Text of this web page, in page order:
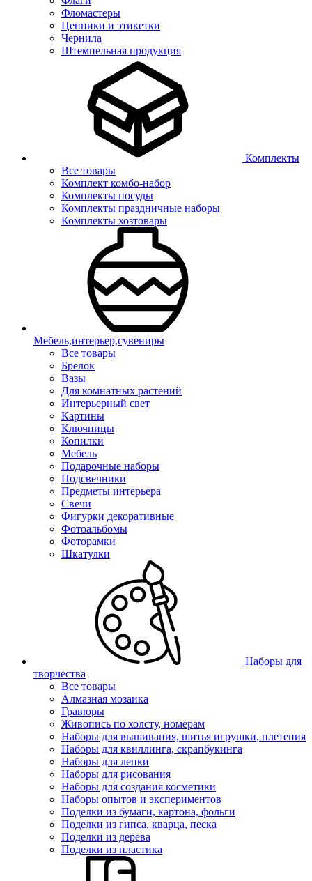
Фломастеры
Ценники и этикетки
Чернила
Штемпельная продукция
Комплекты
Все товары
Комплект комбо-набор
Комплекты посуды
Комплекты праздничные наборы
Комплекты хозтовары
Мебель,интерьер,сувениры
Все товары
Брелок
Вазы
Для комнатных растений
Интерьерный свет
Картины
Ключницы
Копилки
Мебель
Подарочные наборы
Подсвечники
Предметы интерьера
Свечи
Фигурки декоративные
Фотоальбомы
Фоторамки
Шкатулки
Наборы для
творчества
Все товары
Алмазная мозаика
Гравюры
Живопись по холсту, номерам
Наборы для вышивания, шитья игрушки, плетения
Наборы для квиллинга, скрапбукинга
Наборы для лепки
Наборы для рисования
Наборы для создания косметики
Наборы опытов и экспериментов
Поделки из бумаги, картона, фольги
Поделки из гипса, кварца, песка
Поделки из дерева
Поделки из пластика